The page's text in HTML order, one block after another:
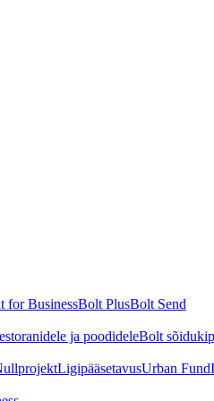
for BusinessBolt PlusBolt Send
ja poodideleBolt
LigipääsetavusUrban Fund